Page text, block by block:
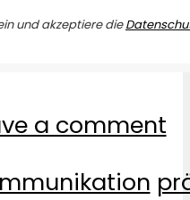
und akzeptiere die
a comment